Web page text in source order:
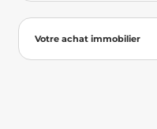
Votre achat immobilier